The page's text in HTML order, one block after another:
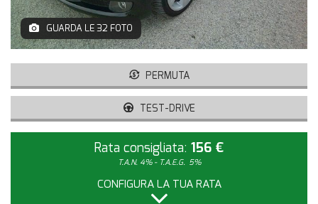
GUARDA LE 32 FOTO
PERMUTA
TEST-DRIVE
Rata consigliata: 156 €
T.A.N. 4% - T.A.E.G. 5%
CONFIGURA LA TUA RATA